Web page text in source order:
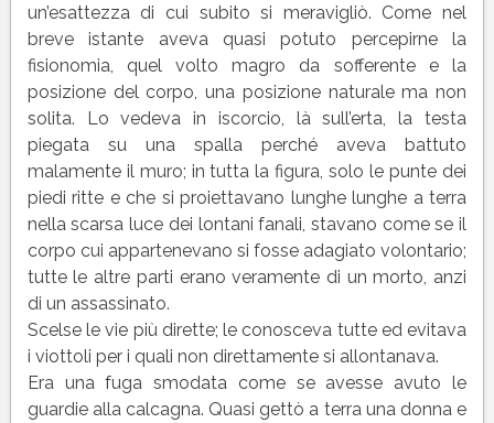
un’esattezza di cui subito si meravigliò. Come nel
breve istante aveva quasi potuto percepirne la
fisionomia, quel volto magro da sofferente e la
posizione del corpo, una posizione naturale ma non
solita. Lo vedeva in iscorcio, là sull’erta, la testa
piegata su una spalla perché aveva battuto
malamente il muro; in tutta la figura, solo le punte dei
piedi ritte e che si proiettavano lunghe lunghe a terra
nella scarsa luce dei lontani fanali, stavano come se il
corpo cui appartenevano si fosse adagiato volontario;
tutte le altre parti erano veramente di un morto, anzi
di un assassinato.
Scelse le vie più dirette; le conosceva tutte ed evitava
i viottoli per i quali non direttamente si allontanava.
Era una fuga smodata come se avesse avuto le
guardie alla calcagna. Quasi gettò a terra una donna e